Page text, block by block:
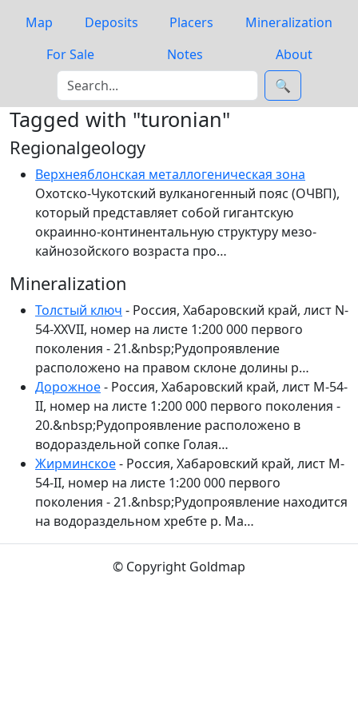
Map Deposits Placers
Mineralization
For Sale
Notes
About
🔍
Tagged with "turonian"
Regionalgeology
Верхнеяблонская металлогеническая зона
Охотско-Чукотский вулканогенный пояс (ОЧВП),
который представляет собой гигантскую
окраинно-континентальную структуру мезо-
кайнозойского возраста про…
Mineralization
Толстый ключ - Россия, Хабаровский край, лист N-
54-XXVII, номер на листе 1:200 000 первого
поколения - 21.&nbsp;Рудопроявление
расположено на правом склоне долины р…
Дорожное- Россия, Хабаровский край, лист M-54-
II, номер на листе 1:200 000 первого поколения -
20.&nbsp;Рудопроявление расположено в
водораздельной сопке Голая…
Жирминское- Россия, Хабаровский край, лист M-
54-II, номер на листе 1:200 000 первого
поколения - 21.&nbsp;Рудопроявление находится
на водораздельном хребте р. Ма…
© Copyright Goldmap